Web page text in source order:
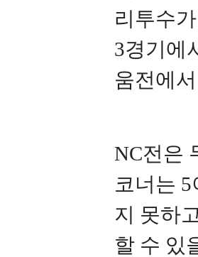
리투수
3경기에
움전에
NC전은
코너는
지 못하
할 수 있